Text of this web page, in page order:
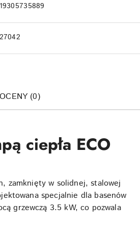
(0)
ciepła ECO
zamknięty w solidnej, stalowej
specjalnie dla basenów
grzewczą 3.5 kW, co pozwala